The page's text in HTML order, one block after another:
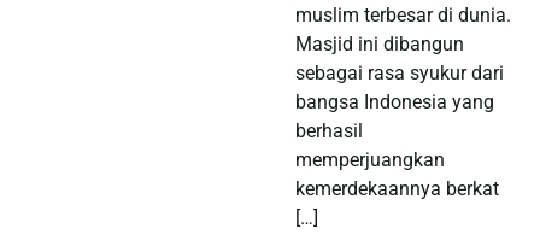
muslim terbesar di dunia.
Masjid ini dibangun
sebagai rasa syukur dari
bangsa Indonesia yang
berhasil
memperjuangkan
kemerdekaannya berkat
[…]